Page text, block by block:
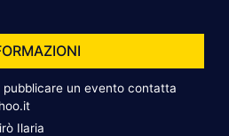
un evento contatta
Ilaria